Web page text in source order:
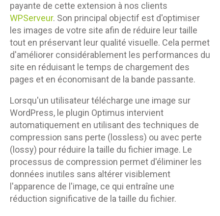
payante de cette extension à nos clients
WPServeur. Son principal objectif est d'optimiser
les images de votre site afin de réduire leur taille
tout en préservant leur qualité visuelle. Cela permet
d'améliorer considérablement les performances du
site en réduisant le temps de chargement des
pages et en économisant de la bande passante.
Lorsqu'un utilisateur télécharge une image sur
WordPress, le plugin Optimus intervient
automatiquement en utilisant des techniques de
compression sans perte (lossless) ou avec perte
(lossy) pour réduire la taille du fichier image. Le
processus de compression permet d'éliminer les
données inutiles sans altérer visiblement
l'apparence de l'image, ce qui entraîne une
réduction significative de la taille du fichier.